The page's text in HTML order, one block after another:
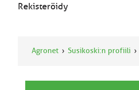
Rekisteröidy
Agronet Susikoski:n profiili